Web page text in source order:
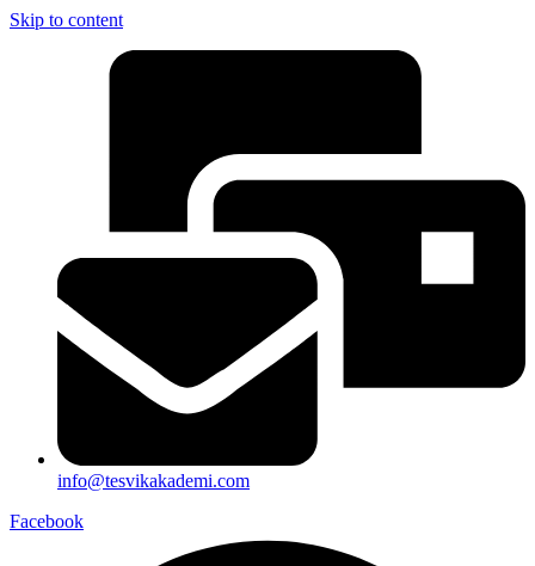
Skip to content
info@tesvikakademi.com
Facebook